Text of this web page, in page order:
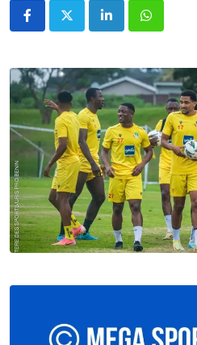
LinkedInWhatsapp